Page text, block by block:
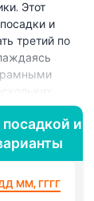
Этот
и
третий по
между
С
садиться и
и
ММ, ГГГГ